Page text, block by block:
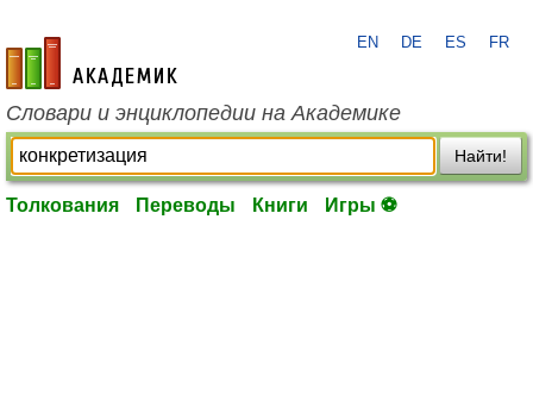
academic.ru
EN DE ES FR
Словари и энциклопедии на Академике
Найти!
Толкования Переводы Книги Игры ⚽